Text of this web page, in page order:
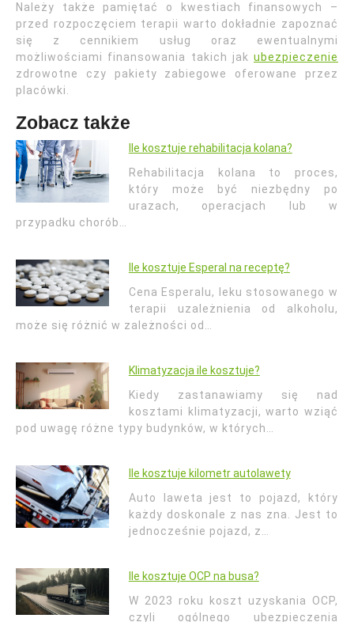
Należy także pamiętać o kwestiach finansowych –
przed rozpoczęciem terapii warto dokładnie zapoznać
się z cennikiem usług oraz ewentualnymi
możliwościami finansowania takich jak ubezpieczenie
zdrowotne czy pakiety zabiegowe oferowane przez
placówki.
Zobacz także
Ile kosztuje rehabilitacja kolana?
Rehabilitacja kolana to proces,
który może być niezbędny po
urazach, operacjach lub w
przypadku chorób…
Ile kosztuje Esperal na receptę?
Cena Esperalu, leku stosowanego w
terapii uzależnienia od alkoholu,
może się różnić w zależności od…
Klimatyzacja ile kosztuje?
Kiedy zastanawiamy się nad
kosztami klimatyzacji, warto wziąć
pod uwagę różne typy budynków, w których…
Ile kosztuje kilometr autolawety
Auto laweta jest to pojazd, który
każdy doskonale z nas zna. Jest to
jednocześnie pojazd, z…
Ile kosztuje OCP na busa?
W 2023 roku koszt uzyskania OCP,
czyli ogólnego ubezpieczenia